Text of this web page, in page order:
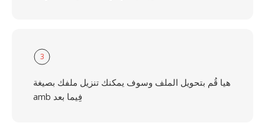
3
هيا قُم بتحويل الملف وسوف يمكنك تنزيل ملفك بصيغة
amb فِيما بعد